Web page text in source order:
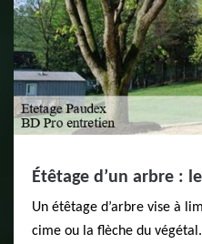
Étêtage d’un arbre :
Un étêtage d’arbre vise à
cime ou la flèche du